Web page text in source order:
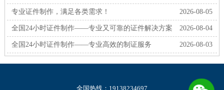
2026-08-05
专业证件制作，满足各类需求！
2026-08-04
全国24小时证件制作——专业又可靠的证件解决方案
2026-08-03
全国24小时证件制作——专业高效的制证服务
全国热线：19138234697